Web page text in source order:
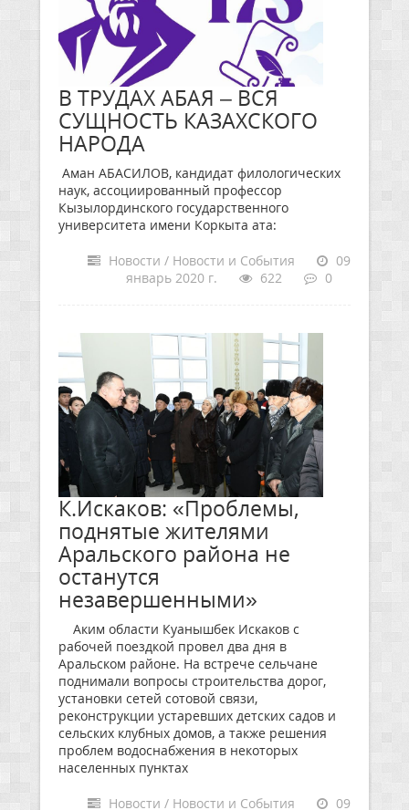
В ТРУДАХ АБАЯ – ВСЯ
СУЩНОСТЬ КАЗАХСКОГО
НАРОДА
Аман АБАСИЛОВ, кандидат филологических
наук, ассоциированный профессор
Кызылординского государственного
университета имени Коркыта ата:
Новости / Новости и События
09
январь 2020 г.
622 0
К.Искаков: «Проблемы,
поднятые жителями
Аральского района не
останутся
незавершенными»
Аким области Куанышбек Искаков с
рабочей поездкой провел два дня в
Аральском районе. На встрече сельчане
поднимали вопросы строительства дорог,
установки сетей сотовой связи,
реконструкции устаревших детских садов и
сельских клубных домов, а также решения
проблем водоснабжения в некоторых
населенных пунктах
Новости / Новости и События 09